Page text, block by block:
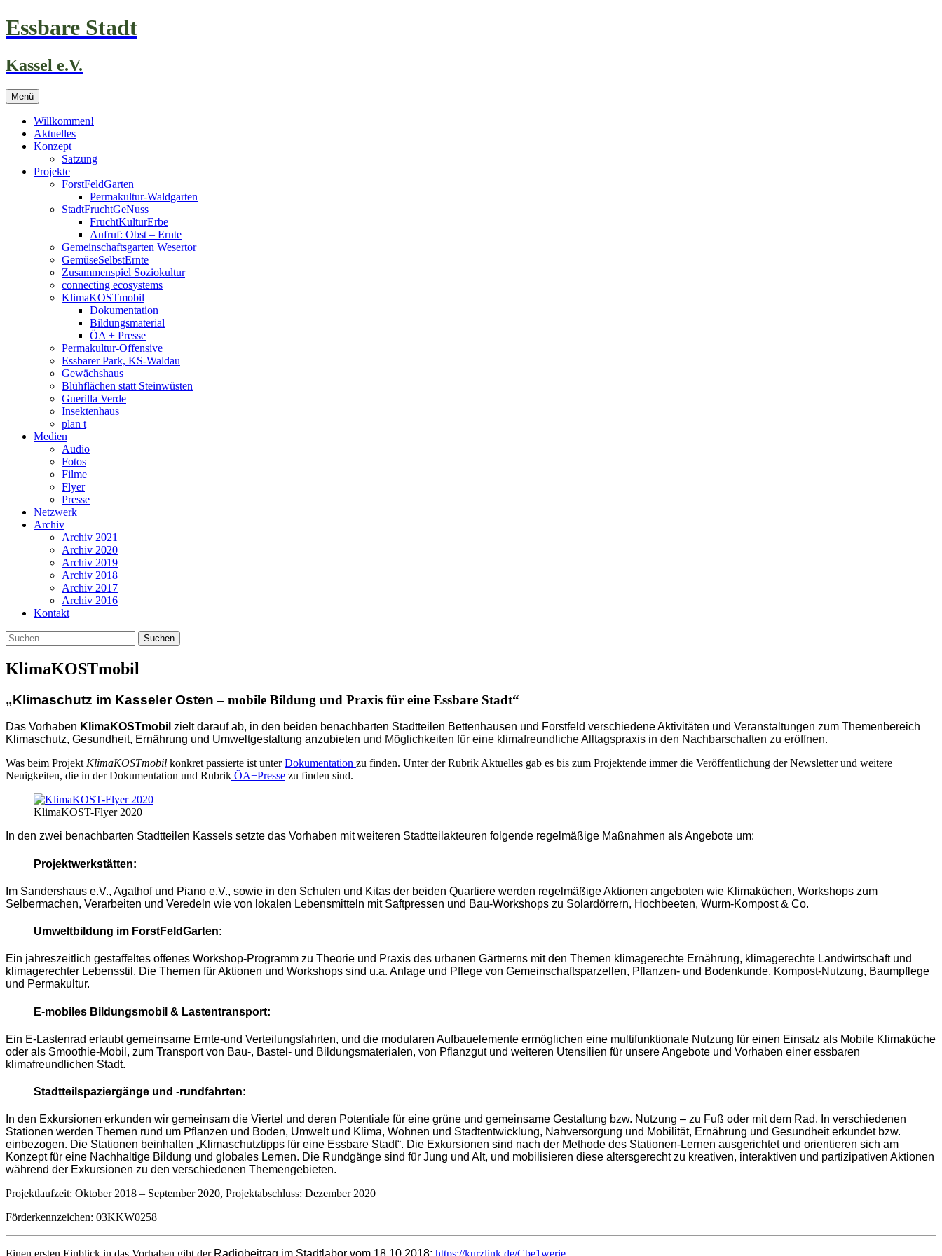
Zum
Inhalt
Essbare Stadt
Kassel e.V.
Menü
Willkommen!
Aktuelles
Konzept
Satzung
Projekte
ForstFeldGarten
Permakultur-Waldgarten
StadtFruchtGeNuss
FruchtKulturErbe
Aufruf: Obst – Ernte
Gemeinschaftsgarten Wesertor
GemüseSelbstErnte
Zusammenspiel Soziokultur
connecting ecosystems
KlimaKOSTmobil
Dokumentation
Bildungsmaterial
ÖA + Presse
Permakultur-Offensive
Essbarer Park, KS-Waldau
Gewächshaus
Blühflächen statt Steinwüsten
Guerilla Verde
Insektenhaus
plan t
Medien
Audio
Fotos
Filme
Flyer
Presse
Netzwerk
Archiv
Archiv 2021
Archiv 2020
Archiv 2019
Archiv 2018
Archiv 2017
Archiv 2016
Kontakt
Suchen
nach:
KlimaKOSTmobil
„Klimaschutz im Kasseler Osten– mobile Bildung und Praxis für eine Essbare Stadt“
Das Vorhaben KlimaKOSTmobil zielt darauf ab, in den beiden benachbarten Stadtteilen Bettenhausen und Forstfeld verschiedene Aktivitäten und Veranstaltungen zum Themenbereich
Klimaschutz, Gesundheit, Ernährung und Umweltgestaltung anzubieten und Möglichkeiten für eine klimafreundliche Alltagspraxis in den Nachbarschaften zu eröffnen.
Was beim Projekt KlimaKOSTmobil konkret passierte ist unterDokumentation zu finden. Unter der Rubrik Aktuelles gab es bis zum Projektende immer die Veröffentlichung der Newsletter und weitere
Neuigkeiten, die in der Dokumentation und Rubrik ÖA+Presse zu finden sind.
KlimaKOST-Flyer 2020
In den zwei benachbarten Stadtteilen Kassels setzte das Vorhaben mit weiteren Stadtteilakteuren folgende regelmäßige Maßnahmen als Angebote um:
Projektwerkstätten:
Im Sandershaus e.V., Agathof und Piano e.V., sowie in den Schulen und Kitas der beiden Quartiere werden regelmäßige Aktionen angeboten wie Klimaküchen, Workshops zum
Selbermachen, Verarbeiten und Veredeln wie von lokalen Lebensmitteln mit Saftpressen und Bau-Workshops zu Solardörrern, Hochbeeten, Wurm-Kompost & Co.
Umweltbildung im ForstFeldGarten:
Ein jahreszeitlich gestaffeltes offenes Workshop-Programm zu Theorie und Praxis des urbanen Gärtnerns mit den Themen klimagerechte Ernährung, klimagerechte Landwirtschaft und
klimagerechter Lebensstil. Die Themen für Aktionen und Workshops sind u.a. Anlage und Pflege von Gemeinschaftsparzellen, Pflanzen- und Bodenkunde, Kompost-Nutzung, Baumpflege
und Permakultur.
E-mobiles Bildungsmobil & Lastentransport:
Ein E-Lastenrad erlaubt gemeinsame Ernte-und Verteilungsfahrten, und die modularen Aufbauelemente ermöglichen eine multifunktionale Nutzung für einen Einsatz als Mobile Klimaküche
oder als Smoothie-Mobil, zum Transport von Bau-, Bastel- und Bildungsmaterialen, von Pflanzgut und weiteren Utensilien für unsere Angebote und Vorhaben einer essbaren
klimafreundlichen Stadt.
Stadtteilspaziergänge und -rundfahrten:
In den Exkursionen erkunden wir gemeinsam die Viertel und deren Potentiale für eine grüne und gemeinsame Gestaltung bzw. Nutzung – zu Fuß oder mit dem Rad. In verschiedenen
Stationen werden Themen rund um Pflanzen und Boden, Umwelt und Klima, Wohnen und Stadtentwicklung, Nahversorgung und Mobilität, Ernährung und Gesundheit erkundet bzw.
einbezogen. Die Stationen beinhalten „Klimaschutztipps für eine Essbare Stadt“. Die Exkursionen sind nach der Methode des Stationen-Lernen ausgerichtet und orientieren sich am
Konzept für eine Nachhaltige Bildung und globales Lernen. Die Rundgänge sind für Jung und Alt, und mobilisieren diese altersgerecht zu kreativen, interaktiven und partizipativen Aktionen
während der Exkursionen zu den verschiedenen Themengebieten.
Projektlaufzeit: Oktober 2018 – September 2020, Projektabschluss: Dezember 2020
Förderkennzeichen: 03KKW0258